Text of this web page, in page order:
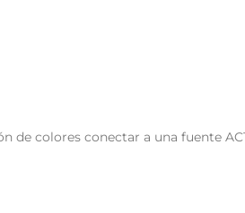
de colores conectar a una fuente